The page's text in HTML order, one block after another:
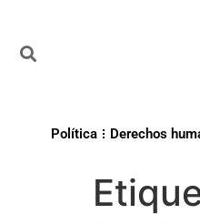
Política Derechos